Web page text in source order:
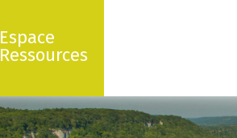
Espace
Ressources